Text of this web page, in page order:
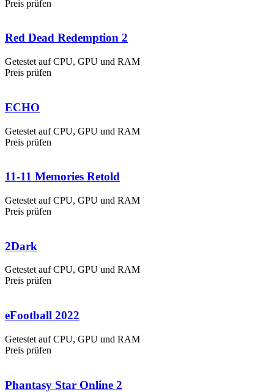
Preis prüfen
Red Dead Redemption 2
Getestet auf CPU, GPU und RAM
Preis prüfen
ECHO
Getestet auf CPU, GPU und RAM
Preis prüfen
11-11 Memories Retold
Getestet auf CPU, GPU und RAM
Preis prüfen
2Dark
Getestet auf CPU, GPU und RAM
Preis prüfen
eFootball 2022
Getestet auf CPU, GPU und RAM
Preis prüfen
Phantasy Star Online 2